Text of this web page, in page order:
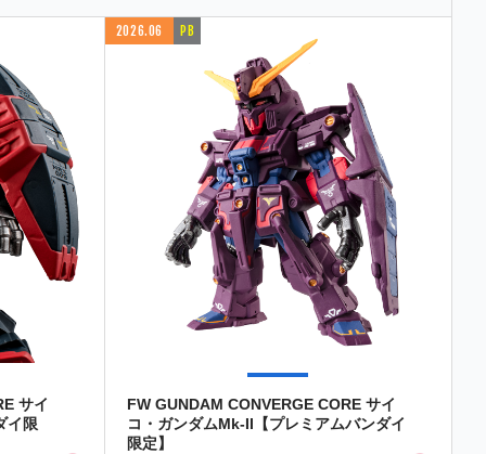
サイ
イ限
2026.06 PB
FW GUNDAM CONVERGE CORE サイ
コ・ガンダムMk-II【プレミアムバンダイ
限定】